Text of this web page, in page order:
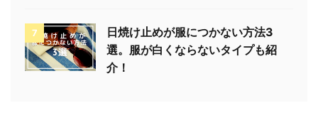
7
日焼け止めが服につかない方法3
選。服が白くならないタイプも紹
介！